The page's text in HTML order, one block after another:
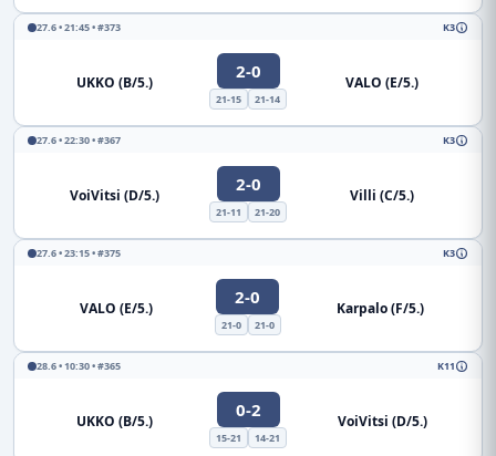
27.6 • 21:45 • #373 K3
UKKO (B/5.) 2-0
21-15 21-14
VALO (E/5.)
27.6 • 22:30 • #367 K3
VoiVitsi (D/5.) 2-0
21-11 21-20
Villi (C/5.)
27.6 • 23:15 • #375 K3
VALO (E/5.) 2-0
21-0 21-0
Karpalo (F/5.)
28.6 • 10:30 • #365 K11
UKKO (B/5.) 0-2
15-21 14-21
VoiVitsi (D/5.)